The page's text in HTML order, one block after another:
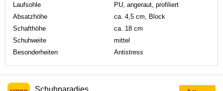
Laufsohle
PU, angeraut, profiliert
Absatzhöhe
ca. 4,5 cm, Block
Schafthöhe
ca. 18 cm
Schuhweite
mittel
Besonderheiten
Antistress
Schuhparadies